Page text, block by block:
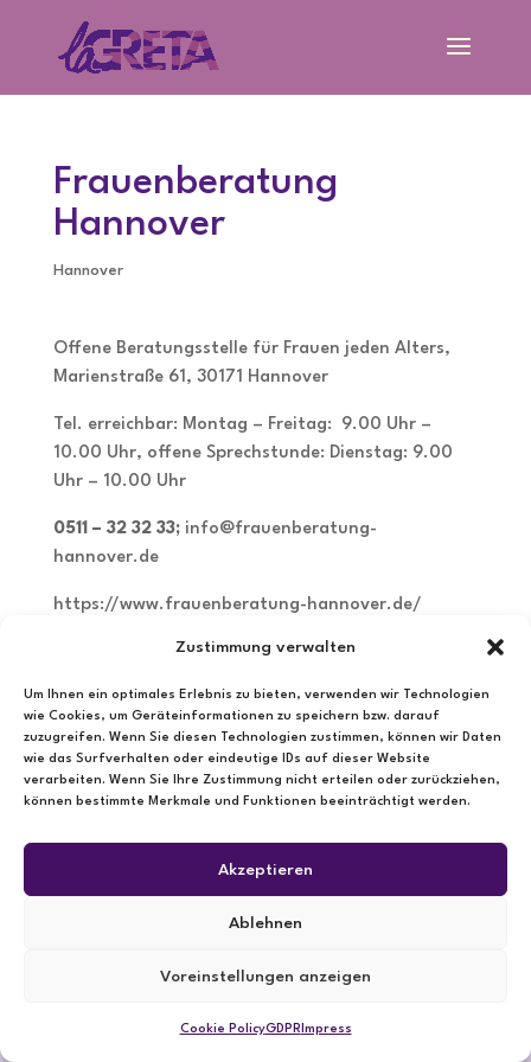
Zustimmung verwalten
Um Ihnen ein optimales Erlebnis zu bieten, verwenden wir Technologien
wie Cookies, um Geräteinformationen zu speichern bzw. darauf
zuzugreifen. Wenn Sie diesen Technologien zustimmen, können wir Daten
wie das Surfverhalten oder eindeutige IDs auf dieser Website
verarbeiten. Wenn Sie Ihre Zustimmung nicht erteilen oder zurückziehen,
können bestimmte Merkmale und Funktionen beeinträchtigt werden.
Akzeptieren
Ablehnen
Voreinstellungen anzeigen
Cookie PolicyGDPR Impress
Frauenberatung
Hannover
Hannover
Offene Beratungsstelle für Frauen jeden Alters,
Marienstraße 61, 30171 Hannover
Tel. erreichbar: Montag – Freitag: 9.00 Uhr –
10.00 Uhr, offene Sprechstunde: Dienstag: 9.00
Uhr – 10.00 Uhr
0511 – 32 32 33;info@frauenberatung-
hannover.de
https://www.frauenberatung-hannover.de/
←Frauennotruf Hannover AMEOS Klinikum Hildesheim→
Skills